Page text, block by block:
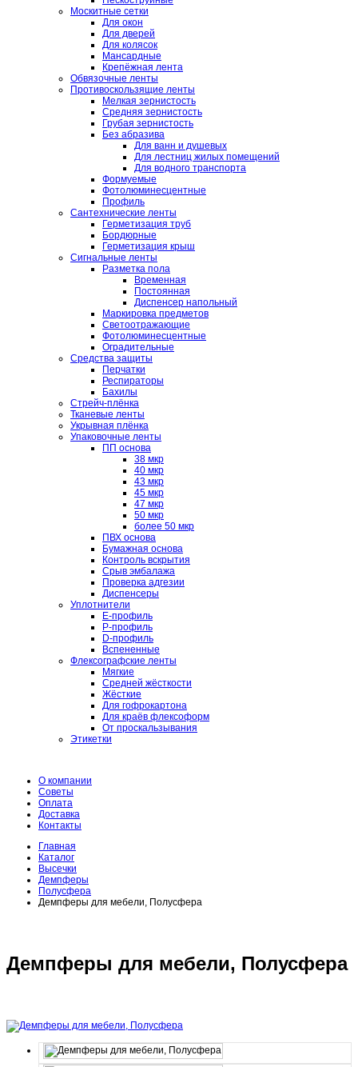
Москитные сетки
Для окон
Для дверей
Для колясок
Мансардные
Крепёжная лента
Обвязочные ленты
Противоскользящие ленты
Мелкая зернистость
Средняя зернистость
Грубая зернистость
Без абразива
Для ванн и душевых
Для лестниц жилых помещений
Для водного транспорта
Формуемые
Фотолюминесцентные
Профиль
Сантехнические ленты
Герметизация труб
Бордюрные
Герметизация крыш
Сигнальные ленты
Разметка пола
Временная
Постоянная
Диспенсер напольный
Маркировка предметов
Светоотражающие
Фотолюминесцентные
Оградительные
Средства защиты
Перчатки
Респираторы
Бахилы
Стрейч-плёнка
Тканевые ленты
Укрывная плёнка
Упаковочные ленты
ПП основа
38 мкр
40 мкр
43 мкр
45 мкр
47 мкр
50 мкр
более 50 мкр
ПВХ основа
Бумажная основа
Контроль вскрытия
Срыв эмбалажа
Проверка адгезии
Диспенсеры
Уплотнители
E-профиль
P-профиль
D-профиль
Вспененные
Флексографские ленты
Мягкие
Средней жёсткости
Жёсткие
Для гофрокартона
Для краёв флексоформ
От проскальзывания
Этикетки
О компании
Советы
Оплата
Доставка
Контакты
Главная
Каталог
Высечки
Демпферы
Полусфера
Демпферы для мебели, Полусфера
Демпферы для мебели, Полусфера